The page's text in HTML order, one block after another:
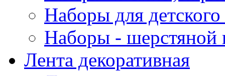
Наборы для
Наборы - шерстяной
Лента декоративная